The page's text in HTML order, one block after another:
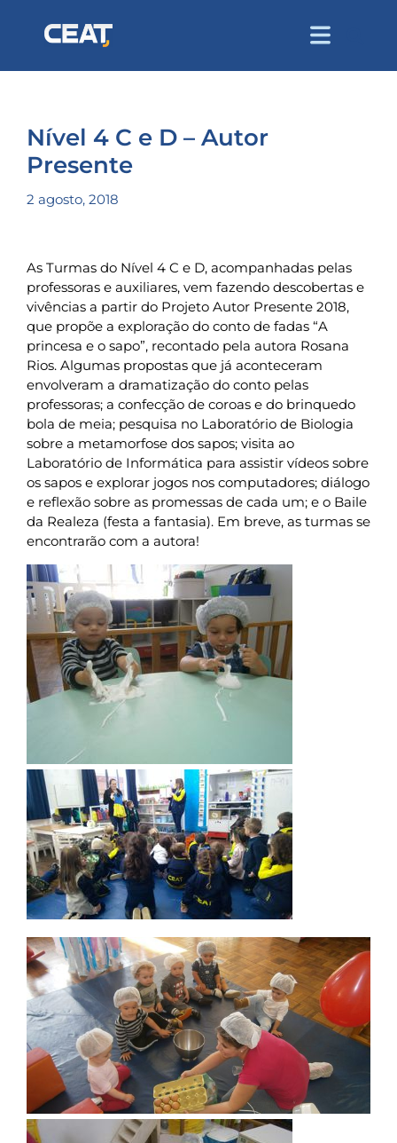
Nível 4 C e D – Autor
Presente
2 agosto, 2018
As Turmas do Nível 4 C e D, acompanhadas pelas
professoras e auxiliares, vem fazendo descobertas e
vivências a partir do Projeto Autor Presente 2018,
que propõe a exploração do conto de fadas “A
princesa e o sapo”, recontado pela autora Rosana
Rios. Algumas propostas que já aconteceram
envolveram a dramatização do conto pelas
professoras; a confecção de coroas e do brinquedo
bola de meia; pesquisa no Laboratório de Biologia
sobre a metamorfose dos sapos; visita ao
Laboratório de Informática para assistir vídeos sobre
os sapos e explorar jogos nos computadores; diálogo
e reflexão sobre as promessas de cada um; e o Baile
da Realeza (festa a fantasia). Em breve, as turmas se
encontrarão com a autora!